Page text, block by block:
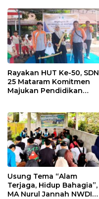
Rayakan HUT Ke-50, SDN
25 Mataram Komitmen
Majukan Pendidikan
Usung Tema “Alam
Terjaga, Hidup Bahagia”,
MA Nurul Jannah NWDI